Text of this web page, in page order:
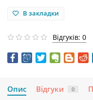
В закладки
Відгуків: 0
Опис Відгуки 0